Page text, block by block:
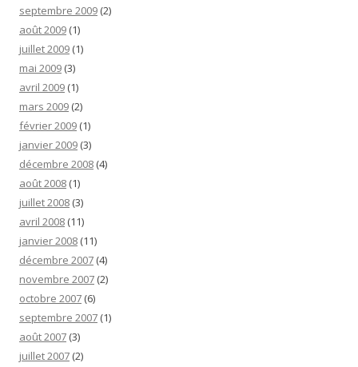
septembre 2009 (2)
août 2009 (1)
juillet 2009 (1)
mai 2009 (3)
avril 2009 (1)
mars 2009 (2)
février 2009 (1)
janvier 2009 (3)
décembre 2008 (4)
août 2008 (1)
juillet 2008 (3)
avril 2008 (11)
janvier 2008 (11)
décembre 2007 (4)
novembre 2007 (2)
octobre 2007 (6)
septembre 2007 (1)
août 2007 (3)
juillet 2007 (2)